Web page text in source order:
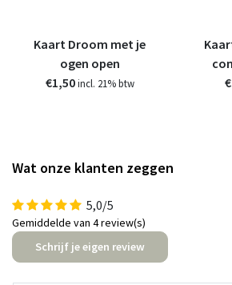
Kaart Droom met je
ogen open
€1,50 incl. 21% btw
Wat onze klanten zeggen
5,0/5
Gemiddelde van 4 review(s)
Schrijf je eigen review